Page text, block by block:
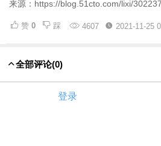
来源：https://blog.51cto.com/lixi/
赞 0 踩 4607 2021-11-25
全部评论(0)
登录
评论